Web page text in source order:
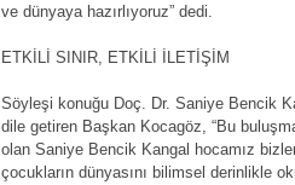
ve dünyaya hazırlıyoruz” dedi.
ETKİLİ SINIR, ETKİLİ İLETİŞİM
Söyleşi konuğu Doç. Dr. Saniye Bencik
dile getiren Başkan Kocagöz, “Bu
olan Saniye Bencik Kangal hocamız
çocukların dünyasını bilimsel derinlikle